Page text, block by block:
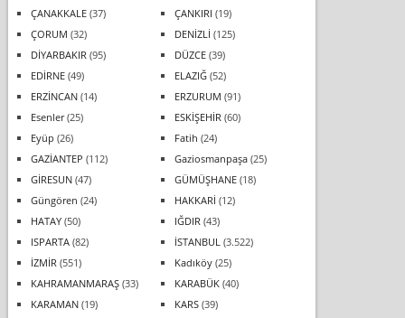
ÇANAKKALE(37) ÇANKIRI (19)
ÇORUM (32) DENİZLİ (125)
DİYARBAKIR (95) DÜZCE(39)
EDİRNE(49) ELAZIĞ(52)
ERZİNCAN(14) ERZURUM (91)
Esenler(25) ESKİŞEHİR (60)
Eyüp (26) Fatih (24)
GAZİANTEP (112) Gaziosmanpaşa(25)
GİRESUN(47) GÜMÜŞHANE(18)
Güngören (24) HAKKARİ (12)
HATAY(50) IĞDIR (43)
ISPARTA(82) İSTANBUL (3.522)
İZMİR (551) Kadıköy(25)
KAHRAMANMARAŞ(33) KARABÜK(40)
KARAMAN(19) KARS(39)